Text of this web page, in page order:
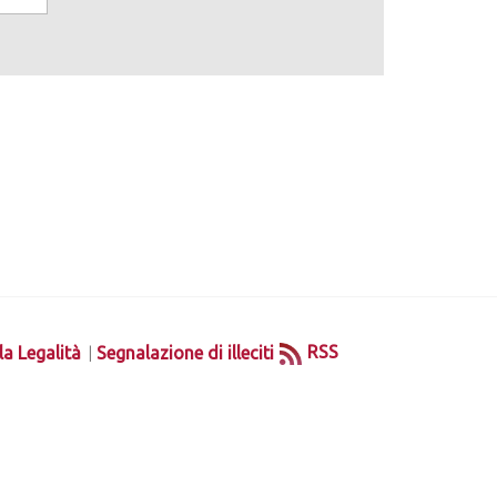
Legalità | Segnalazione di illeciti RSS